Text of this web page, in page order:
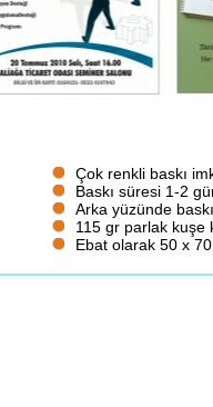
Çok renkli baskı
Baskı süresi 1-2
Arka yüzünde
115 gr parlak kuşe
Ebat olarak 50 x